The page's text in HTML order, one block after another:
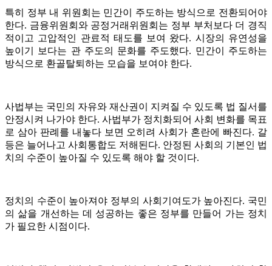
특히 정부 내 위원회는 민간이 주도하는 방식으로 전환되어야
한다. 금융위원회와 공정거래위원회는 정부 부처보다 더 경직
적이고 고압적인 관료적 태도를 보여 왔다. 시장의 유연성을
높이기 보다는 관 주도의 문화를 주도했다. 민간이 주도하는
방식으로 환골탈퇴하는 모습을 보여야 한다.
사법부는 국민의 자유와 재산권이 지켜질 수 있도록 법 질서를
안정시켜 나가야 한다. 사법부가 정치화되어 사회 변화를 목표
로 삼아 판례를 내놓다 보면 오히려 사회가 혼란에 빠진다. 갈
등은 늘어나고 사회통합도 저해된다. 안정된 사회의 기본인 법
치의 수준이 높아질 수 있도록 해야 할 것이다.
정치의 수준이 높아져야 정부의 사회기여도가 높아진다. 국민
의 삶을 개선하는 데 성공하는 좋은 정부를 만들어 가는 정치
가 필요한 시점이다.